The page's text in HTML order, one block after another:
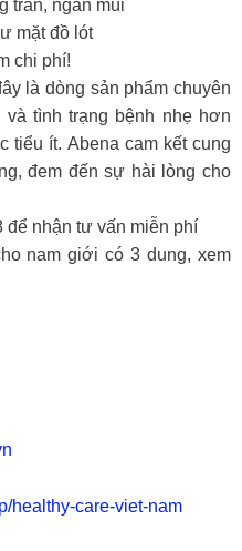
tràn, ngăn mùi
mặt đồ lót
chi phí!
là dòng sản phẩm chuyên
tình trạng bệnh nhẹ hơn
tiểu ít. Abena cam kết cung
đem đến sự hài lòng cho
để nhận tư vấn miễn phí
nam giới có 3 dung, xem
healthy-care-viet-nam